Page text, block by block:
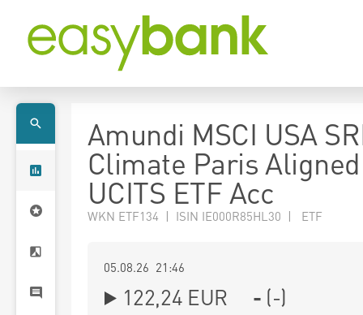
Amundi MSCI USA
Climate Paris Aligned
UCITS ETF Acc
WKN ETF134 | ISIN IE000R85HL30 | ETF
05.08.26 21:46
122,24 EUR - (-)